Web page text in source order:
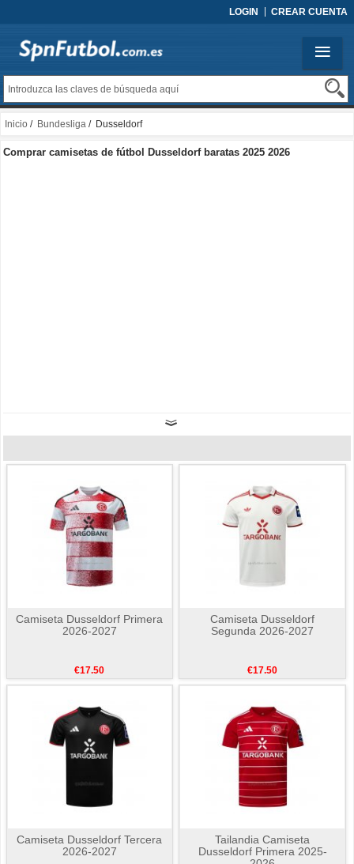
LOGIN CREAR CUENTA
Inicio / Bundesliga / Dusseldorf
Comprar camisetas de fútbol Dusseldorf baratas 2025 2026
Camiseta Dusseldorf Primera
2026-2027
€17.50
Camiseta Dusseldorf
Segunda 2026-2027
€17.50
Camiseta Dusseldorf Tercera
2026-2027
Tailandia Camiseta
Dusseldorf Primera 2025-